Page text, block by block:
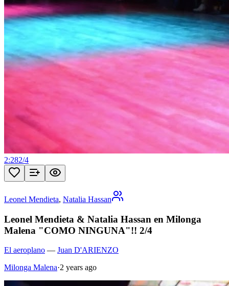
2:282/4
Leonel Mendieta, Natalia Hassan
Leonel Mendieta & Natalia Hassan en Milonga
Malena "COMO NINGUNA"!! 2/4
El aeroplano — Juan D'ARIENZO
Milonga Malena·2 years ago